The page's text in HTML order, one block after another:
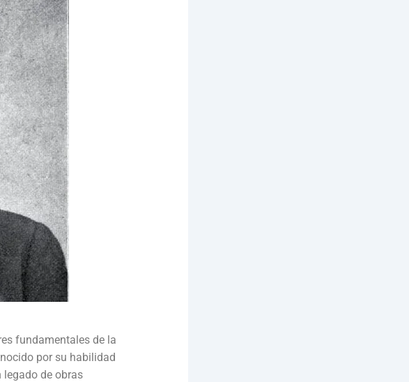
fundamentales de la
por su habilidad
de obras